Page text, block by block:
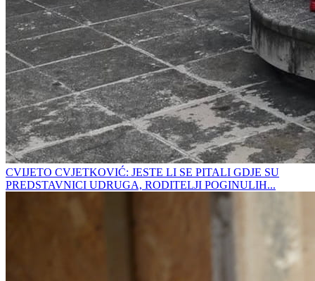
CVIJETO CVJETKOVIĆ: JESTE LI SE PITALI GDJE SU
PREDSTAVNICI UDRUGA, RODITELJI POGINULIH...